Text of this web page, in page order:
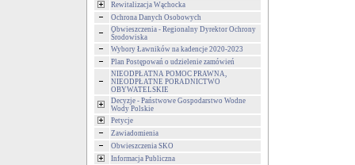
Rewitalizacja Wąchocka
Ochrona Danych Osobowych
Obwieszczenia - Regionalny Dyrektor Ochrony
Środowiska
Wybory Ławników na kadencje 2020-2023
Plan Postępowań o udzielenie zamówień
NIEODPŁATNA POMOC PRAWNA,
NIEODPŁATNE PORADNICTWO
OBYWATELSKIE
Decyzje - Państwowe Gospodarstwo Wodne
Wody Polskie
Petycje
Zawiadomienia
Obwieszczenia SKO
Informacja Publiczna